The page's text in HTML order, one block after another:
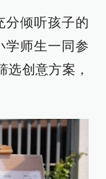
分倾听孩子的
学师生一同参
选创意方案，